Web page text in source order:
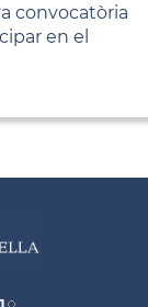
convocatòria
en el